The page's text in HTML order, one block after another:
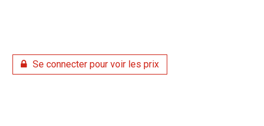
Se connecter pour voir les prix